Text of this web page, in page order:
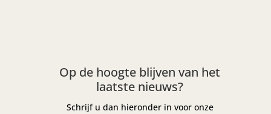
Op de hoogte blijven van het
laatste nieuws?
Schrijf u dan hieronder in voor onze